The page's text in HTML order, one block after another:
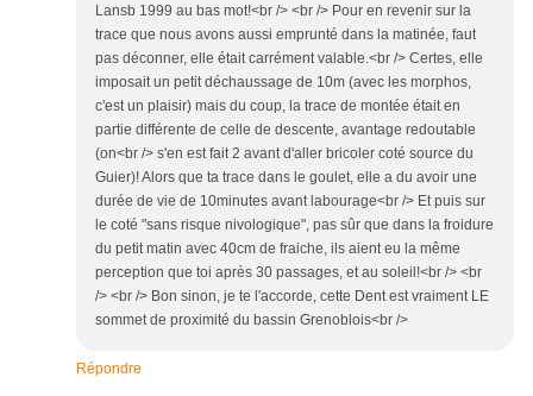
Lansb 1999 au bas mot!<br /> <br /> Pour en revenir sur la
trace que nous avons aussi emprunté dans la matinée, faut
pas déconner, elle était carrément valable.<br /> Certes, elle
imposait un petit déchaussage de 10m (avec les morphos,
c'est un plaisir) mais du coup, la trace de montée était en
partie différente de celle de descente, avantage redoutable
(on<br /> s'en est fait 2 avant d'aller bricoler coté source du
Guier)! Alors que ta trace dans le goulet, elle a du avoir une
durée de vie de 10minutes avant labourage<br /> Et puis sur
le coté "sans risque nivologique", pas sûr que dans la froidure
du petit matin avec 40cm de fraiche, ils aient eu la même
perception que toi après 30 passages, et au soleil!<br /> <br
/> <br /> Bon sinon, je te l'accorde, cette Dent est vraiment LE
sommet de proximité du bassin Grenoblois<br />
Répondre